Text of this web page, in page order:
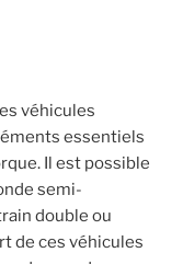
véhicules
essentiels
Il est possible
semi-
double ou
de ces véhicules